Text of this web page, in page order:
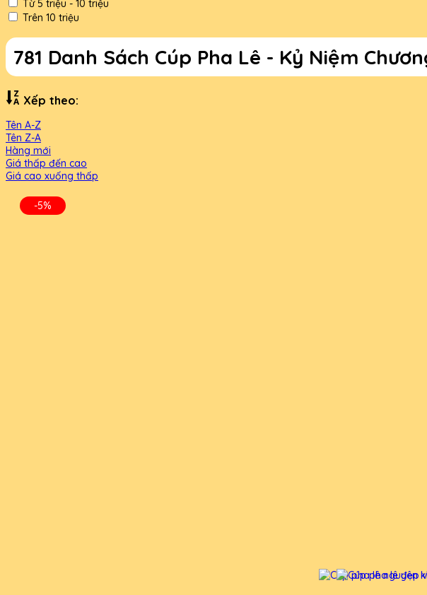
Từ 5 triệu - 10 triệu
Trên 10 triệu
781 Danh Sách Cúp Pha Lê - Kỷ Niệm
Xếp theo:
Tên A-Z
Tên Z-A
Hàng mới
Giá thấp đến cao
Giá cao xuống thấp
-5%